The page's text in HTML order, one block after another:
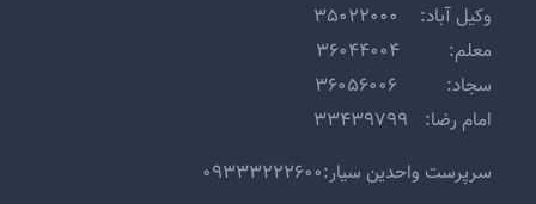
وکیل آباد: ۳۵۰۲۲۰۰۰
معلم: ۳۶۰۴۴۰۰۴
سجاد: ۳۶۰۵۶۰۰۶
امام رضا: ۳۳۴۳۹۷۹۹
سرپرست واحدین سیار:۰۹۳۳۳۲۲۲۶۰۰